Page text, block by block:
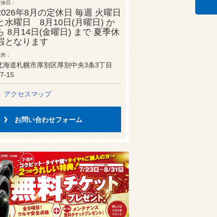
日
年8月の定休日 毎週 火曜日
水曜日 8月10日(月曜日) か
8月14日(金曜日) まで 夏季休
となります
所
海道札幌市厚別区厚別中央3条3丁目
15
アクセスマップ
お問い合わせフォーム